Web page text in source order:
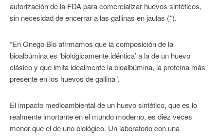
autorización de la FDA para comercializar huevos sintéticos,
sin necesidad de encerrar a las gallinas en jaulas (*).
“En Onego Bio afirmamos que la composición de la
bioalbúmina es ‘biológicamente idéntica’ a la de un huevo
clásico y que imita idealmente la bioalbúmina, la proteína más
presente en los huevos de gallina”.
El impacto medioambiental de un huevo sintético, que es lo
realmente imortante en el mundo moderno, es diez veces
menor que el de uno biológico. Un laboratorio con una